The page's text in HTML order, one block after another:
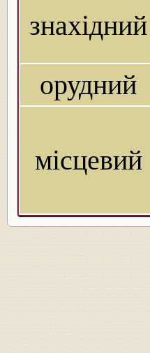
знахідний
орудний
місцевий